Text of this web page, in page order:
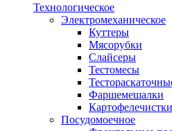
Технологическое
Электромеханическое
Куттеры
Мясорубки
Слайсеры
Тестомесы
Фаршемешалки
Картофелечистки
Посудомоечное